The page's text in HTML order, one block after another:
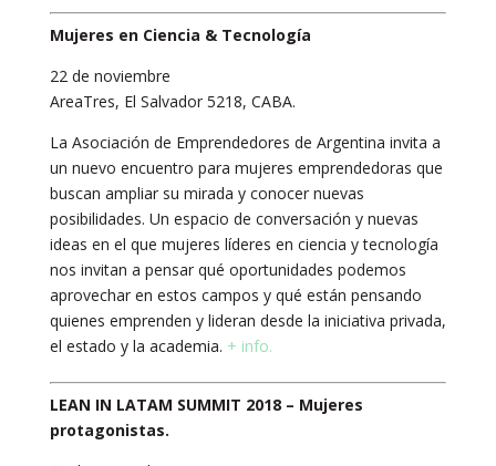
Mujeres en Ciencia & Tecnología
22 de noviembre
AreaTres, El Salvador 5218, CABA.
La Asociación de Emprendedores de Argentina invita a
un nuevo encuentro para mujeres emprendedoras que
buscan ampliar su mirada y conocer nuevas
posibilidades. Un espacio de conversación y nuevas
ideas en el que mujeres líderes en ciencia y tecnología
nos invitan a pensar qué oportunidades podemos
aprovechar en estos campos y qué están pensando
quienes emprenden y lideran desde la iniciativa privada,
el estado y la academia. + info.
LEAN IN LATAM SUMMIT 2018 – Mujeres
protagonistas.